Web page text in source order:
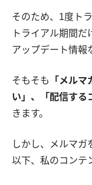
そのため、1度ト
トライアル期間
アップデート情報
そもそも 「 メルマ
い」、「配信する
きます。
しかし、メルマガ
以下、私のコンテ